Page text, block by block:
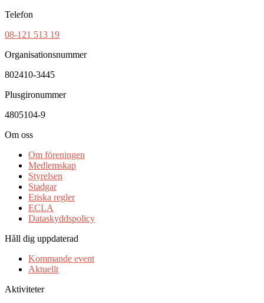
Telefon
08-121 513 19
Organisationsnummer
802410-3445
Plusgironummer
4805104-9
Om oss
Om föreningen
Medlemskap
Styrelsen
Stadgar
Etiska regler
ECLA
Dataskyddspolicy
Håll dig uppdaterad
Kommande event
Aktuellt
Aktiviteter